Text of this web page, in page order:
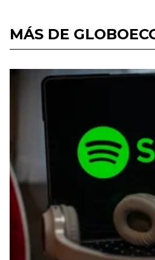
MÁS DE